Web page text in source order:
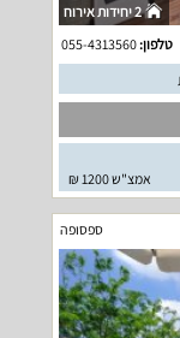
2 יחידות אירוח
טלפון:055-4313560
אמצ"ש 1200 ₪
ספסופה